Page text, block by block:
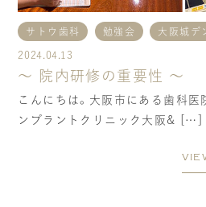
サトウ歯科 勉強会 大阪城デ
2024.04.13
〜 院内研修の重要性 〜
こんにちは。大阪市にある歯科医
ンプラントクリニック大阪& […]